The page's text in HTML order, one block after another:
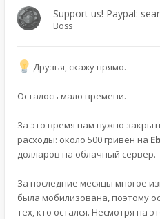
Support us! Paypal:
Boss
Друзья, скажу прямо.
Осталось мало времени.
За это время нам нужно
расходы: около 500 гривен на
долларов на облачный сервер.
За последние месяцы многое
была мобилизована, поэтому
тех, кто остался. Несмотря на